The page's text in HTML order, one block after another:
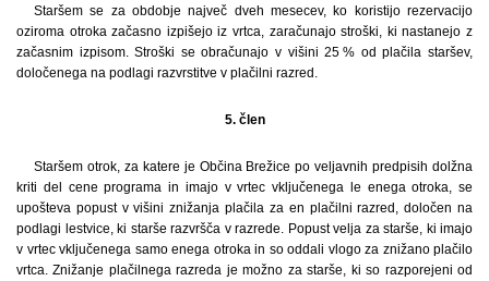
Staršem se za obdobje največ dveh mesecev, ko koristijo rezervacijo
oziroma otroka začasno izpišejo iz vrtca, zaračunajo stroški, ki nastanejo z
začasnim izpisom. Stroški se obračunajo v višini 25 % od plačila staršev,
določenega na podlagi razvrstitve v plačilni razred.
5. člen
Staršem otrok, za katere je Občina Brežice po veljavnih predpisih dolžna
kriti del cene programa in imajo v vrtec vključenega le enega otroka, se
upošteva popust v višini znižanja plačila za en plačilni razred, določen na
podlagi lestvice, ki starše razvršča v razrede. Popust velja za starše, ki imajo
v vrtec vključenega samo enega otroka in so oddali vlogo za znižano plačilo
vrtca. Znižanje plačilnega razreda je možno za starše, ki so razporejeni od